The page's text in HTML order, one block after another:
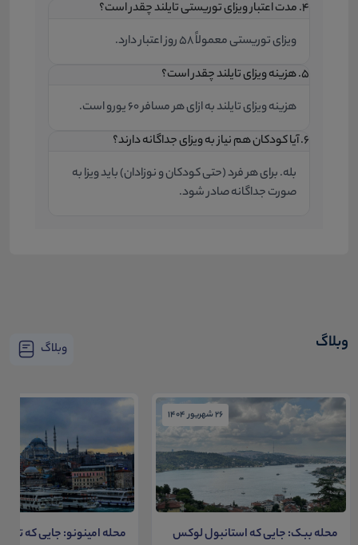
۴. مدت اعتبار ویزای توریستی تایلند چقدر است؟
ویزای توریستی معمولاً 58 روز اعتبار دارد.
۵. هزینه ویزای تایلند چقدر است؟
هزینه ویزای تایلند به ازای هر مسافر 60 یورو است.
۶. آیا کودکان هم نیاز به ویزای جداگانه دارند؟
بله. برای هر فرد (حتی کودکان و نوزادان) باید ویزا به
صورت جداگانه صادر شود.
وبلاگ وبلاگ
26 شهریور 1404
محله ببک: جایی که استانبول لوکس
محله امینونو: جایی که